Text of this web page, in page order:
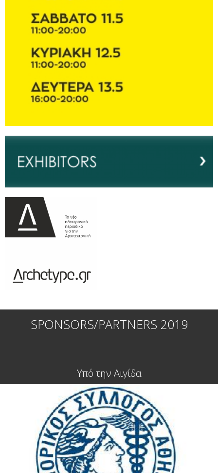
SPONSORS/PARTNERS 2019
Υπό την Αιγίδα